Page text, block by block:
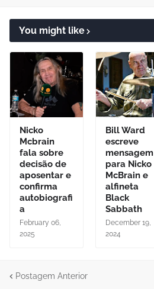
You might like
Nicko
Mcbrain
fala sobre
decisão de
aposentar e
confirma
autobiografi
a
February 06,
2025
Bill Ward
escreve
mensagem
para Nicko
McBrain e
alfineta
Black
Sabbath
December 19,
2024
Postagem Anterior